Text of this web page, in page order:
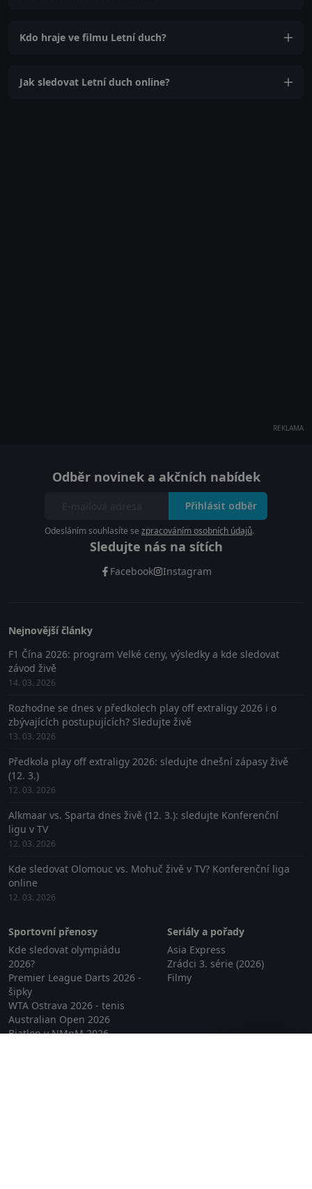
Kdo hraje ve filmu Letní duch?
Jak sledovat Letní duch online?
REKLAMA
Odběr novinek a akčních nabídek
Přihlásit odběr
Odesláním souhlasíte se zpracováním osobních údajů.
Sledujte nás na sítích
Facebook Instagram
Nejnovější články
F1 Čína 2026: program Velké ceny, výsledky a kde sledovat
závod živě
14. 03. 2026
Rozhodne se dnes v předkolech play off extraligy 2026 i o
zbývajících postupujících? Sledujte živě
13. 03. 2026
Předkola play off extraligy 2026: sledujte dnešní zápasy živě
(12. 3.)
12. 03. 2026
Alkmaar vs. Sparta dnes živě (12. 3.): sledujte Konferenční
ligu v TV
12. 03. 2026
Kde sledovat Olomouc vs. Mohuč živě v TV? Konferenční liga
online
12. 03. 2026
Sportovní přenosy
Kde sledovat olympiádu
2026?
Premier League Darts 2026 -
šipky
WTA Ostrava 2026 - tenis
Australian Open 2026
Biatlon v NMnM 2026
Seriály a pořady
Asia Express
Zrádci 3. série (2026)
Filmy